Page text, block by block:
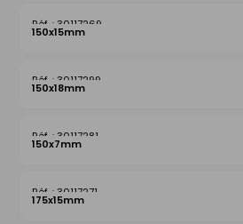
30117269
150x15mm
30117299
150x18mm
30117281
150x7mm
30117271
175x15mm